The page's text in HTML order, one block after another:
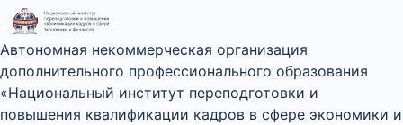
Автономная некоммерческая организация
дополнительного профессионального образования
«Национальный институт переподготовки и
повышения квалификации кадров в сфере экономики и